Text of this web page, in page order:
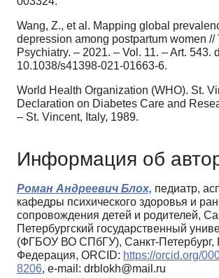
Wang, Z., et al. Mapping global
depression among postpartum women //
Psychiatry. – 2021. – Vol. 11. – Art. 543.
10.1038/s41398-021-01663-6.
World Health Organization (WHO). St.
Declaration on Diabetes Care and
– St. Vincent, Italy, 1989.
Информация об
Роман Андреевич Блох, педиатр,
кафедры психического здоровья и
сопровождения детей и родителей,
Петербургский государственный
(ФГБОУ ВО СПбГУ), Санкт-Петербург,
Федерация, ORCID: https://orcid.org/
8206, e-mail: drblokh@mail.ru